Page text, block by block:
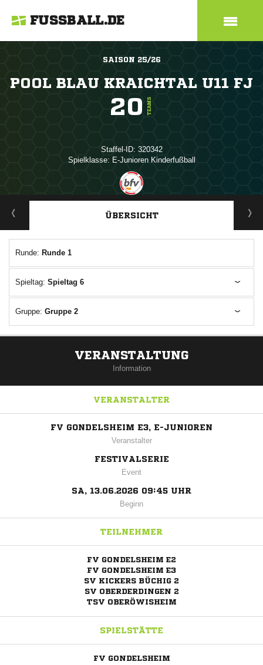
FUSSBALL.DE
SAISON 25/26
POOL BLAU KRAICHTAL U11 FJ
20 TEAMS
Staffel-ID: 320342
Spielklasse: E-Junioren Kinderfußball
ANZEIGE
ÜBERSICHT
Runde: Runde 1
Spieltag: Spieltag 6
Gruppe: Gruppe 2
VERANSTALTUNG
Information
VERANSTALTER
FV GONDELSHEIM E3, E-JUNIOREN
Veranstalter
FESTIVALSERIE
Event
SA, 13.06.2026 09:45 UHR
Beginn
TEILNEHMER
FV GONDELSHEIM E2
FV GONDELSHEIM E3
SV KICKERS BÜCHIG 2
SV OBERDERDINGEN 2
TSV OBERÖWISHEIM
SPIELSTÄTTE
FV GONDELSHEIM